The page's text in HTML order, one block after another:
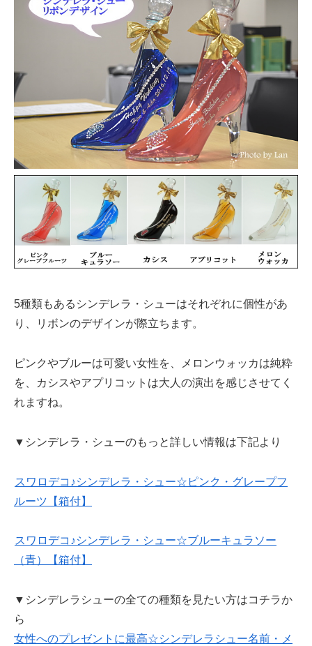
5種類もあるシンデレラ・シューはそれぞれに個性があ
り、リボンのデザインが際立ちます。
ピンクやブルーは可愛い女性を、メロンウォッカは純粋
を、カシスやアプリコットは大人の演出を感じさせてく
れますね。
▼シンデレラ・シューのもっと詳しい情報は下記より
スワロデコ♪シンデレラ・シュー☆ピンク・グレープフ
ルーツ【箱付】
スワロデコ♪シンデレラ・シュー☆ブルーキュラソー
（青）【箱付】
▼シンデレラシューの全ての種類を見たい方はコチラか
ら
女性へのプレゼントに最高☆シンデレラシュー名前・メ